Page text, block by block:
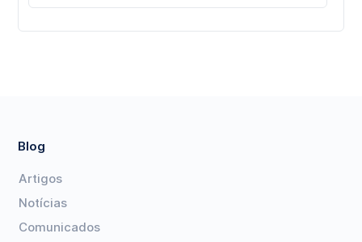
Blog
Artigos
Notícias
Comunicados